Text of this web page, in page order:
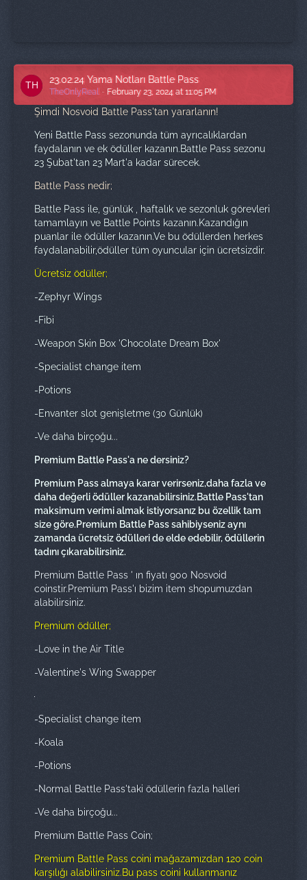
23.02.24 Yama Notları Battle Pass
TheOnlyReal February 23, 2024 at 11:05 PM
Şimdi Nosvoid Battle Pass'tan yararlanın!
Yeni Battle Pass sezonunda tüm ayrıcalıklardan
faydalanın ve ek ödüller kazanın.Battle Pass sezonu
23 Şubat'tan 23 Mart'a kadar sürecek.
Battle Pass nedir;
Battle Pass ile, günlük , haftalık ve sezonluk görevleri
tamamlayın ve Battle Points kazanın.Kazandığın
puanlar ile ödüller kazanın.Ve bu ödüllerden herkes
faydalanabilir,ödüller tüm oyuncular için ücretsizdir.
Ücretsiz ödüller;
-Zephyr Wings
-Fibi
-Weapon Skin Box 'Chocolate Dream Box'
-Specialist change item
-Potions
-Envanter slot genişletme (30 Günlük)
-Ve daha birçoğu...
Premium Battle Pass'a ne dersiniz?
Premium Pass almaya karar verirseniz,daha fazla ve
daha değerli ödüller kazanabilirsiniz.Battle Pass'tan
maksimum verimi almak istiyorsanız bu özellik tam
size göre.Premium Battle Pass sahibiyseniz aynı
zamanda ücretsiz ödülleri de elde edebilir, ödüllerin
tadını çıkarabilirsiniz.
Premium Battle Pass ' ın fiyatı 900 Nosvoid
coinstir.Premium Pass'ı bizim item shopumuzdan
alabilirsiniz.
Premium ödüller;
-Love in the Air Title
-Valentine's Wing Swapper
-Specialist change item
-Koala
-Potions
-Normal Battle Pass'taki ödüllerin fazla halleri
-Ve daha birçoğu...
Premium Battle Pass Coin;
Premium Battle Pass coini mağazamızdan 120 coin
karşılığı alabilirsiniz.Bu pass coini kullanmanız